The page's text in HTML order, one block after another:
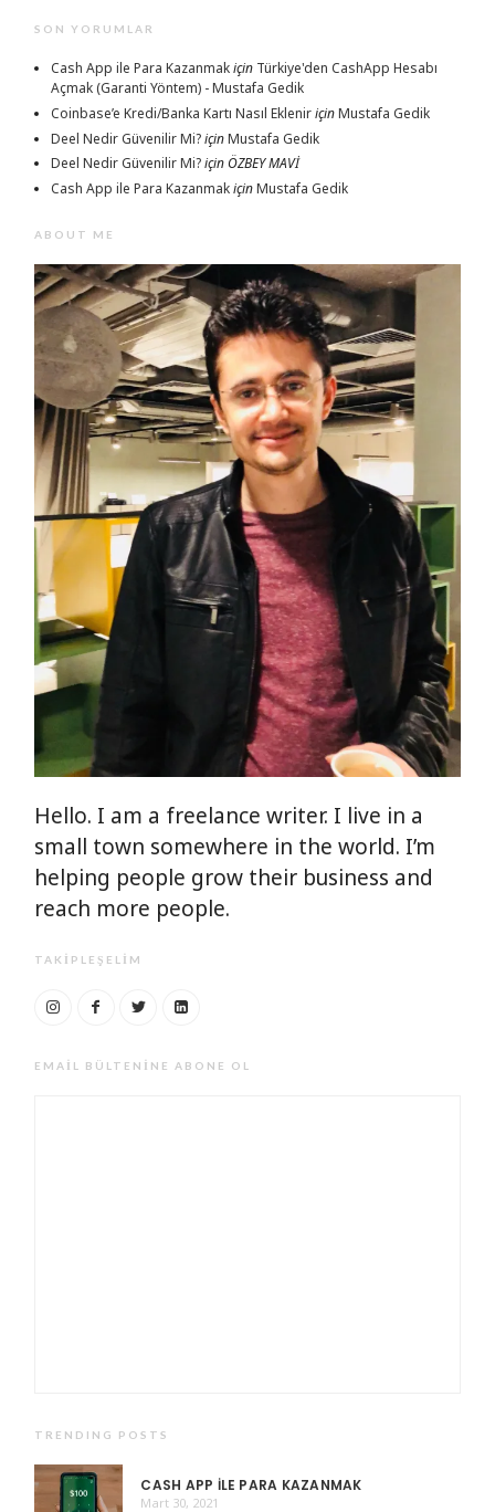
SON YORUMLAR
Cash App ile Para Kazanmakiçin Türkiye'den CashApp Hesabı
Açmak (Garanti Yöntem) - Mustafa Gedik
Coinbase’e Kredi/Banka Kartı Nasıl EkleniriçinMustafa Gedik
Deel Nedir Güvenilir Mi?içinMustafa Gedik
Deel Nedir Güvenilir Mi?içinÖZBEY MAVİ
Cash App ile Para KazanmakiçinMustafa Gedik
ABOUT ME
Hello. I am a freelance writer. I live in a
small town somewhere in the world. I’m
helping people grow their business and
reach more people.
TAKIPLEŞELIM
EMAIL BÜLTENINE ABONE OL
TRENDING POSTS
CASH APP ILE PARA KAZANMAK
Mart 30, 2021